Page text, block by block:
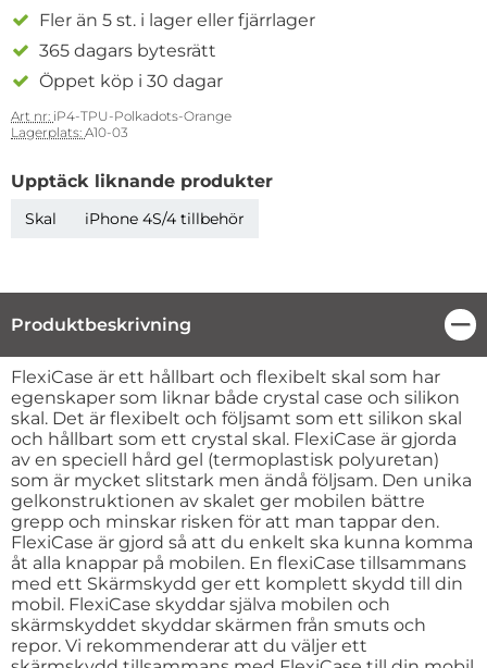
Fler än 5 st. i lager eller fjärrlager
365 dagars bytesrätt
Öppet köp i 30 dagar
Art nr: iP4-TPU-Polkadots-Orange
Lagerplats: A10-03
Upptäck liknande produkter
Skal iPhone 4S/4 tillbehör
Produktbeskrivning
Produktbeskrivning
FlexiCase är ett hållbart och flexibelt skal som har
egenskaper som liknar både crystal case och silikon
skal. Det är flexibelt och följsamt som ett silikon skal
och hållbart som ett crystal skal. FlexiCase är gjorda
av en speciell hård gel (termoplastisk polyuretan)
som är mycket slitstark men ändå följsam. Den unika
gelkonstruktionen av skalet ger mobilen bättre
grepp och minskar risken för att man tappar den.
FlexiCase är gjord så att du enkelt ska kunna komma
åt alla knappar på mobilen. En flexiCase tillsammans
med ett Skärmskydd ger ett komplett skydd till din
mobil. FlexiCase skyddar själva mobilen och
skärmskyddet skyddar skärmen från smuts och
repor. Vi rekommenderar att du väljer ett